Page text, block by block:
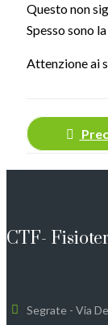
Questo non
Spesso sono
Attenzione ai
CTF-
Segrate - Via